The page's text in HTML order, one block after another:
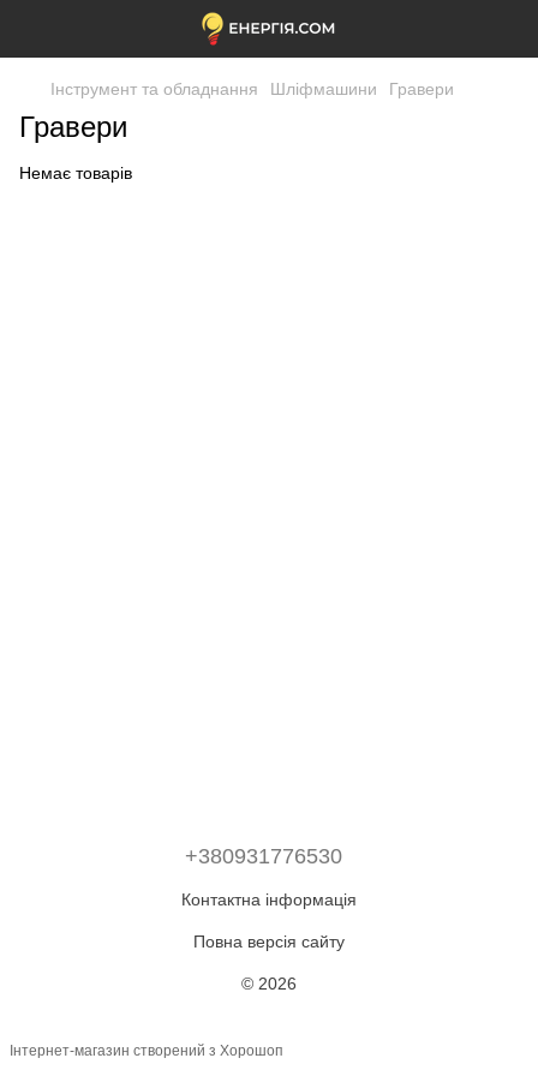
Інструмент та обладнання Шліфмашини Гравери
Гравери
Немає товарів
+380931776530
Контактна інформація
Повна версія сайту
© 2026
Інтернет-магазин створений з Хорошоп